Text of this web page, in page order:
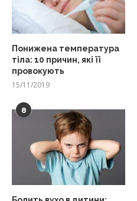
Понижена температура
тіла: 10 причин, які її
провокують
15/11/2019
8